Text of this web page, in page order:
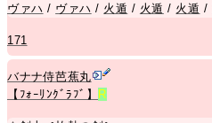
ヴァハ / ヴァハ / 火遁 / 火遁 / 火遁 /
171
バナナ侍芭蕉丸
【ﾌｫｰﾘﾝｸﾞﾗﾌﾞ】
R